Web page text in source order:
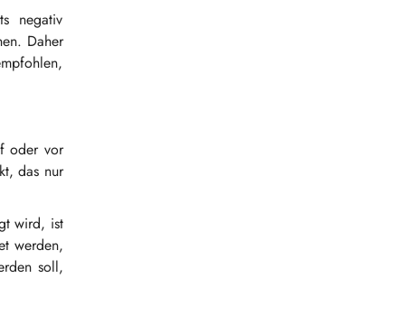
negativ
Daher
oder vor
das nur
wird, ist
werden,
soll,